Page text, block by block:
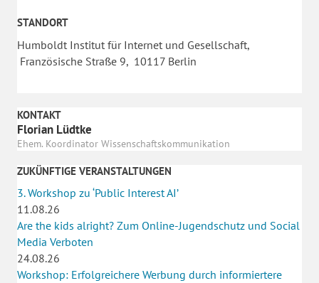
STANDORT
Humboldt Institut für Internet und Gesellschaft,
Französische Straße 9, 10117 Berlin
KONTAKT
Florian Lüdtke
Ehem. Koordinator Wissenschaftskommunikation
ZUKÜNFTIGE VERANSTALTUNGEN
3. Workshop zu ‘Public Interest AI’
11.08.26
Are the kids alright? Zum Online-Jugendschutz und Social
Media Verboten
24.08.26
Workshop: Erfolgreichere Werbung durch informiertere